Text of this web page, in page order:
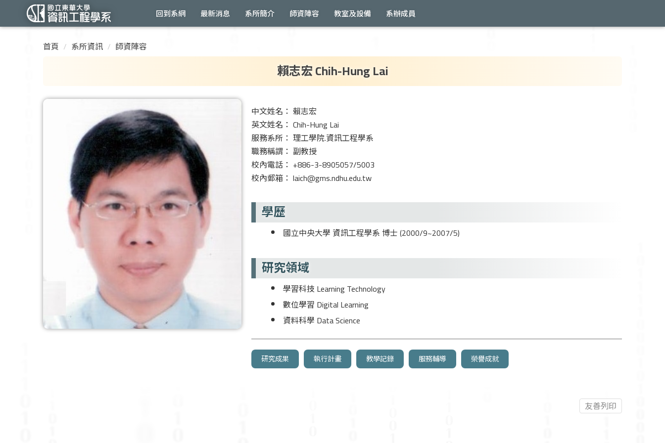
回到系網 最新消息 系所簡介 師資陣容 教室及設備 系辦成員
首頁 系所資訊 師資陣容
賴志宏 Chih-Hung Lai
中文姓名： 賴志宏
英文姓名： Chih-Hung Lai
服務系所： 理工學院.資訊工程學系
職務稱謂： 副教授
校內電話： +886-3-8905057/5003
校內郵箱： laich@gms.ndhu.edu.tw
學歷
國立中央大學 資訊工程學系 博士 (2000/9~2007/5)
研究領域
學習科技 Learning Technology
數位學習 Digital Learning
資料科學 Data Science
研究成果 執行計畫 教學記錄 服務輔導 榮譽成就
友善列印